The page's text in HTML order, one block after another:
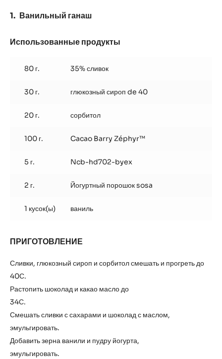
Ванильный ганаш
Использованные продукты
80 г. 35% сливок
30 г. глюкозный сироп de 40
20 г. сорбитол
100 г. Cacao Barry Zéphyr™
5 г. Ncb-hd702-byex
2 г. Йогуртный порошок sosa
1 кусок(ы) ваниль
ПРИГОТОВЛЕНИЕ
ганаш
Сливки, глюкозный сироп и сорбитол смешать и прогреть до
40С.
Растопить шоколад и какао масло до
34С.
Смешать сливки с сахарами и шоколад с маслом,
эмульгировать.
Добавить зерна ванили и пудру йогурта,
эмульгировать.